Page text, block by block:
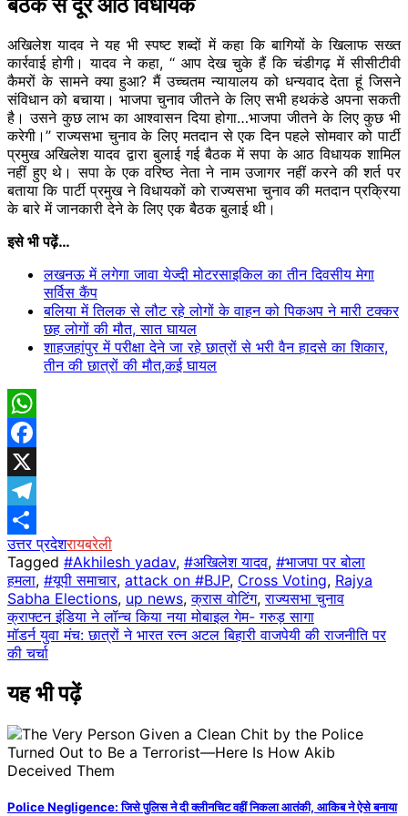
अखिलेश यादव ने यह भी स्पष्ट शब्दों में कहा कि बागियों के खिलाफ सख्त
कार्रवाई होगी। यादव ने कहा, ‘‘ आप देख चुके हैं कि चंडीगढ़ में सीसीटीवी
कैमरों के सामने क्या हुआ? मैं उच्चतम न्यायालय को धन्यवाद देता हूं जिसने
संविधान को बचाया। भाजपा चुनाव जीतने के लिए सभी हथकंडे अपना सकती
है। उसने कुछ लाभ का आश्वासन दिया होगा…भाजपा जीतने के लिए कुछ भी
करेगी।’’ राज्यसभा चुनाव के लिए मतदान से एक दिन पहले सोमवार को पार्टी
प्रमुख अखिलेश यादव द्वारा बुलाई गई बैठक में सपा के आठ विधायक शामिल
नहीं हुए थे। सपा के एक वरिष्ठ नेता ने नाम उजागर नहीं करने की शर्त पर
बताया कि पार्टी प्रमुख ने विधायकों को राज्यसभा चुनाव की मतदान प्रक्रिया
के बारे में जानकारी देने के लिए एक बैठक बुलाई थी।
इसे भी पढ़ें…
लखनऊ में लगेगा जावा येज्दी मोटरसाइकिल का तीन दिवसीय मेगा
सर्विस कैंप
बलिया में तिलक से लौट रहे लोगों के वाहन को पिकअप ने मारी टक्कर
छह लोगों की मौत, सात घायल
शाहजहांपुर में परीक्षा देने जा रहे छात्रों से भरी वैन हादसे का शिकार,
तीन की छात्रों की मौत,कई घायल
WhatsApp
Facebook
X
Telegram
Share
उत्तर प्रदेशरायबरेली
Tagged #Akhilesh yadav, #अखिलेश यादव, #भाजपा पर बोला
हमला, #यूपी समाचार, attack on #BJP, Cross Voting, Rajya
Sabha Elections, up news,क्रास वोटिंग,राज्यसभा चुनाव
Post
navigation
क्राफ्टन इंडिया ने लॉन्च किया नया मोबाइल गेम- गरुड़ सागा
मॉडर्न युवा मंच: छात्रों ने भारत रत्न अटल बिहारी वाजपेयी की राजनीति पर
की चर्चा
यह भी पढ़ें
Police Negligence: जिसे पुलिस ने दी क्लीनचिट वहीं निकला आतंकी, आकिब ने ऐसे बनाया